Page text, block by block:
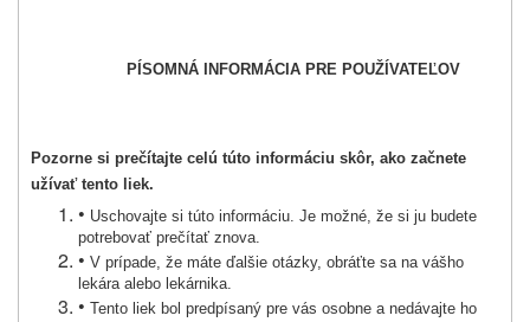
PÍSOMNÁ INFORMÁCIA PRE POUŽÍVATEĽOV
Pozorne si prečítajte celú túto informáciu skôr, ako začnete
užívať tento liek.
• Uschovajte si túto informáciu. Je možné, že si ju budete
potrebovať prečítať znova.
• V prípade, že máte ďalšie otázky, obráťte sa na vášho
lekára alebo lekárnika.
• Tento liek bol predpísaný pre vás osobne a nedávajte ho